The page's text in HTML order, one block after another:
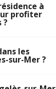
à
profiter
?
les
sur-Mer ?